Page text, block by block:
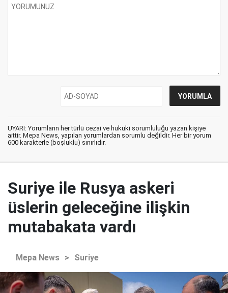
UYARI: Yorumların her türlü cezai ve hukuki sorumluluğu yazan kişiye
aittir. Mepa News, yapılan yorumlardan sorumlu değildir. Her bir yorum
600 karakterle (boşluklu) sınırlıdır.
Suriye ile Rusya askeri
üslerin geleceğine ilişkin
mutabakata vardı
Mepa News > Suriye